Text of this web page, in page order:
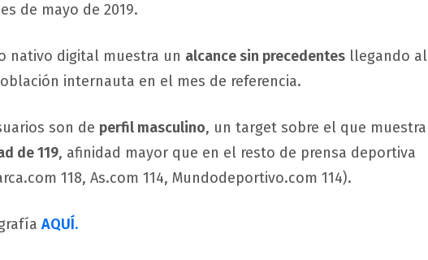
de mayo de 2019.
nativo digital muestra un alcance sin precedentes llegando al
internauta en el mes de referencia.
son de perfil masculino, un target sobre el que muestra
de 119, afinidad mayor que en el resto de prensa deportiva
118, As.com 114, Mundodeportivo.com 114).
AQUÍ.